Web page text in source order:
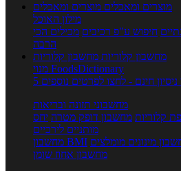
מוצרים ומאכלים מוצרים ומאכלים
מילון האוכל
חיפוש ע"פ רכיבים מכילים הכי
הרבה
מחשבון קלוריות מחשבון קלוריות
מנוי FoodsDictionary
ניסיון חינם - לחצו לפרטים נוספים
מחשבוני תזונה ובריאות
קלוריות מחשבון דופק מטרה יחס
מותניים לירכיים
מחשבון BMI מינונים מומלצים
מחשבון אחוז שומן